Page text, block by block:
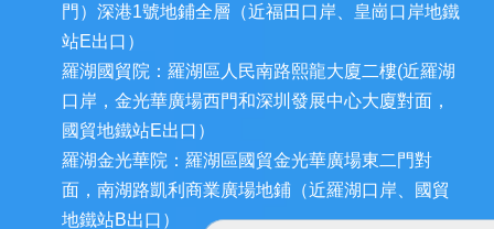
門）深港1號地鋪全層（近福田口岸、皇崗口岸地鐵
站E出口）
羅湖國貿院：羅湖區人民南路熙龍大廈二樓(近羅湖
口岸，金光華廣場西門和深圳發展中心大廈對面，
國貿地鐵站E出口）
羅湖金光華院：羅湖區國貿金光華廣場東二門對
面，南湖路凱利商業廣場地鋪（近羅湖口岸、國貿
地鐵站B出口）